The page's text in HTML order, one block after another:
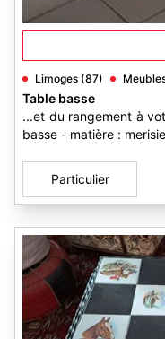
Limoges (87)
Table basse
...et du rangement à
basse - matière :
Particulier